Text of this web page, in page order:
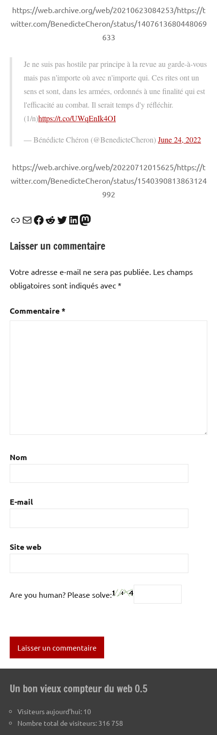
https://web.archive.org/web/20210623084253/https://t
witter.com/BenedicteCheron/status/1407613680448069
633
Je ne suis pas hostile par principe à la revue au garde-à-vous
mais pas n'importe où avec n'importe qui. Ces rites ont un
sens et sont, dans les armées, ordonnés à une finalité qui est
l'efficacité au combat. Il serait temps d'y réfléchir.
(1/n)https://t.co/UWqEnIk4OI
— Bénédicte Chéron (@BenedicteCheron)June 24, 2022
https://web.archive.org/web/20220712015625/https://t
witter.com/BenedicteCheron/status/1540390813863124
992
LienE-mailFacebook
Reddit
Twitter
LinkedIn
Mastodon
Laisser un commentaire
Votre adresse e-mail ne sera pas publiée. Les champs
obligatoires sont indiqués avec *
Commentaire*
Nom
E-mail
Site web
Are you human? Please solve:
Un bon vieux compteur du web 0.5
Visiteurs aujourd’hui: 10
Nombre total de visiteurs: 316 758